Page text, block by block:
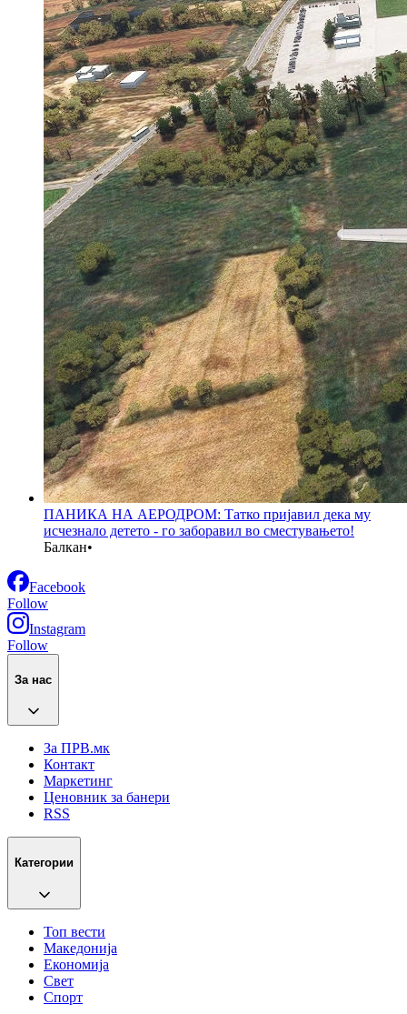
ПАНИКА НА АЕРОДРОМ: Татко пријавил дека му
исчезнало детето - го заборавил во сместувањето!
Балкан•
Facebook
Follow
Instagram
Follow
За нас
За ПРВ.мк
Контакт
Маркетинг
Ценовник за банери
RSS
Категории
Топ вести
Македонија
Економија
Свет
Спорт